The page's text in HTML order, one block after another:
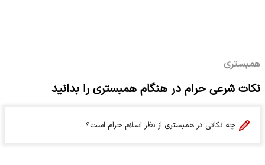
همبستری
نکات شرعی حرام در هنگام همبستری را بدانید
چه نکاتی در همبستری از نظر اسلام حرام است؟